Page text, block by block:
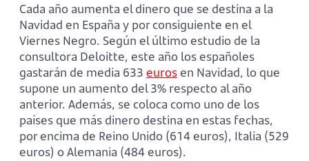
Cada año aumenta el dinero que se destina a la
Navidad en España y por consiguiente en el
Viernes Negro. Según el último estudio de la
consultora Deloitte, este año los españoles
gastarán de media 633 eurosen Navidad, lo que
supone un aumento del 3% respecto al año
anterior. Además, se coloca como uno de los
países que más dinero destina en estas fechas,
por encima de Reino Unido (614 euros), Italia (529
euros) o Alemania (484 euros).